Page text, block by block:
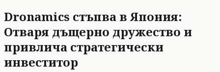
Dronamics стъпва в Япония:
Отваря дъщерно дружество и
привлича стратегически
инвеститор